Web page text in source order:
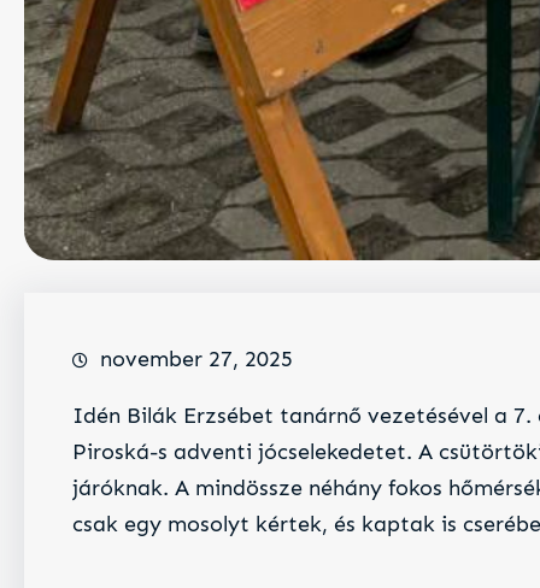
november 27, 2025
Idén Bilák Erzsébet tanárnő vezetésével a
Piroská-s adventi jócselekedetet. A
járóknak. A mindössze néhány fokos
csak egy mosolyt kértek, és kaptak is